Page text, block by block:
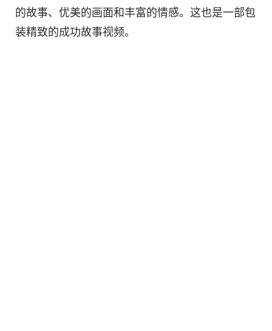
的故事、优美的画面和丰富的情感。这也是一部包
装精致的成功故事视频。